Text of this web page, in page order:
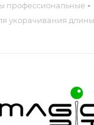
профессиональные
укорачивания длины